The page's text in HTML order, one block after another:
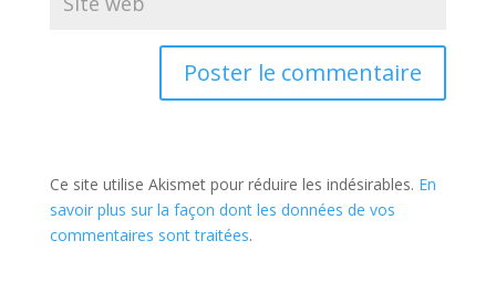
Ce site utilise Akismet pour réduire les indésirables. En
savoir plus sur la façon dont les données de vos
commentaires sont traitées.